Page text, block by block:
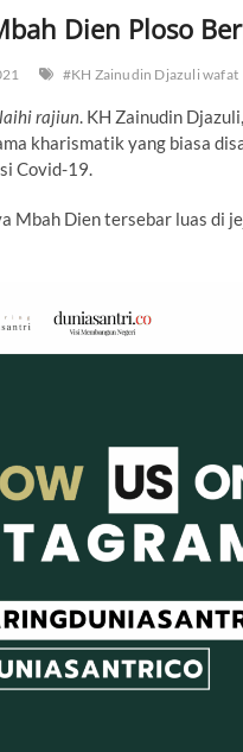
Dien Ploso
#KH Zainudin Djazuli wafat
rajiun. KH Zainudin
kharismatik yang biasa
Covid-19.
Mbah Dien tersebar luas di